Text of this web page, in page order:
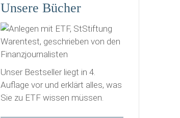
Unsere Bücher
Unser Bestseller liegt in 4.
Auflage vor und erklärt alles, was
Sie zu ETF wissen müssen.